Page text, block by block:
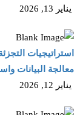
يناير 13, 2026
معالجة البيانات
يناير 12, 2026